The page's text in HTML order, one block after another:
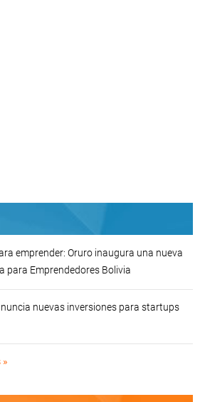
emprender: Oruro inaugura una nueva
para Emprendedores Bolivia
nuevas inversiones para startups